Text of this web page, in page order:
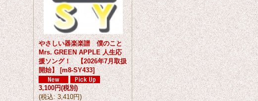
やさしい器楽楽譜 僕のこと
Mrs. GREEN APPLE 人生応
援ソング！ 【2026年7月取扱
開始】 [m8-SY433]
3,100円(税別)
(税込: 3,410円)